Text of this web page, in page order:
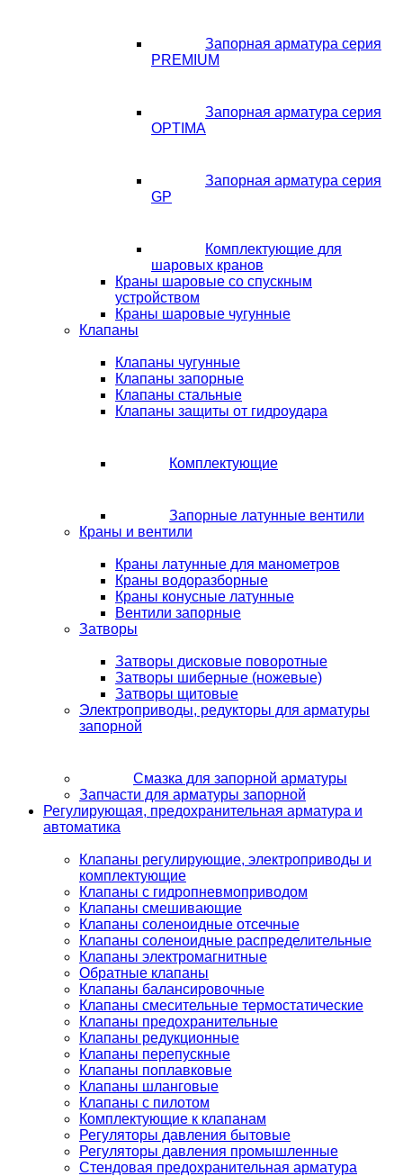
Запорная арматура серия
PREMIUM
Запорная арматура серия
OPTIMA
Запорная арматура серия
GP
Комплектующие для
шаровых кранов
Краны шаровые со спускным
устройством
Краны шаровые чугунные
Клапаны
Клапаны чугунные
Клапаны запорные
Клапаны стальные
Клапаны защиты от гидроудара
Комплектующие
Запорные латунные вентили
Краны и вентили
Краны латунные для манометров
Краны водоразборные
Краны конусные латунные
Вентили запорные
Затворы
Затворы дисковые поворотные
Затворы шиберные (ножевые)
Затворы щитовые
Электроприводы, редукторы для арматуры
запорной
Смазка для запорной арматуры
Запчасти для арматуры запорной
Регулирующая, предохранительная арматура и
автоматика
Клапаны регулирующие, электроприводы и
комплектующие
Клапаны с гидропневмоприводом
Клапаны смешивающие
Клапаны соленоидные отсечные
Клапаны соленоидные распределительные
Клапаны электромагнитные
Обратные клапаны
Клапаны балансировочные
Клапаны смесительные термостатические
Клапаны предохранительные
Клапаны редукционные
Клапаны перепускные
Клапаны поплавковые
Клапаны шланговые
Клапаны с пилотом
Комплектующие к клапанам
Регуляторы давления бытовые
Регуляторы давления промышленные
Стендовая предохранительная арматура